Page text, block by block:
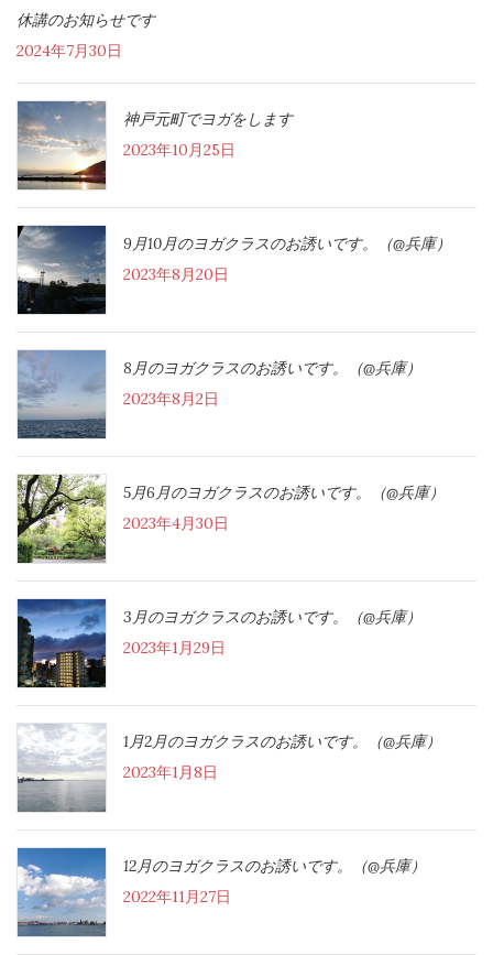
休講のお知らせです
2024年7月30日
神戸元町でヨガをします
2023年10月25日
9月10月のヨガクラスのお誘いです。（@兵庫）
2023年8月20日
8月のヨガクラスのお誘いです。（@兵庫）
2023年8月2日
5月6月のヨガクラスのお誘いです。（@兵庫）
2023年4月30日
3月のヨガクラスのお誘いです。（@兵庫）
2023年1月29日
1月2月のヨガクラスのお誘いです。（@兵庫）
2023年1月8日
12月のヨガクラスのお誘いです。（@兵庫）
2022年11月27日